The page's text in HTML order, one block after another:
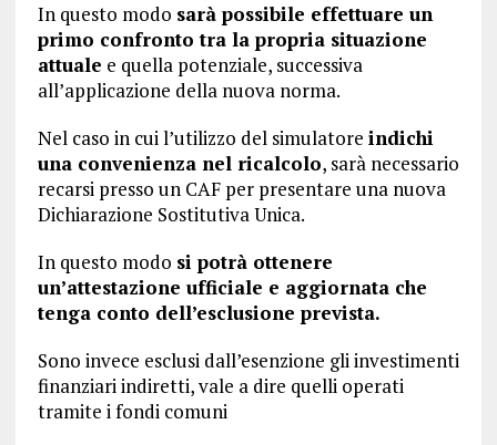
In questo modo sarà possibile effettuare un
primo confronto tra la propria situazione
attuale e quella potenziale, successiva
all’applicazione della nuova norma.
Nel caso in cui l’utilizzo del simulatore indichi
una convenienza nel ricalcolo, sarà necessario
recarsi presso un CAF per presentare una nuova
Dichiarazione Sostitutiva Unica.
In questo modo si potrà ottenere
un’attestazione ufficiale e aggiornata che
tenga conto dell’esclusione prevista.
Sono invece esclusi dall’esenzione gli investimenti
finanziari indiretti, vale a dire quelli operati
tramite i fondi comuni